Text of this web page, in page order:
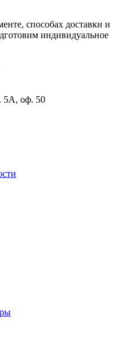
способах доставки и
индивидуальное
5А, оф. 50